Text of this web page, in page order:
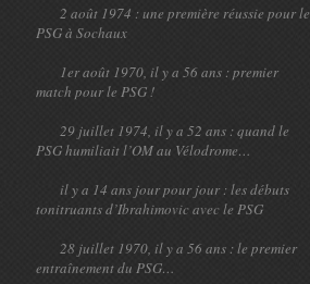
2 août 1974 : une première réussie pour le
PSG à Sochaux
1er août 1970, il y a 56 ans : premier
match pour le PSG !
29 juillet 1974, il y a 52 ans : quand le
PSG humiliait l’OM au Vélodrome…
il y a 14 ans jour pour jour : les débuts
tonitruants d’Ibrahimovic avec le PSG
28 juillet 1970, il y a 56 ans : le premier
entraînement du PSG…